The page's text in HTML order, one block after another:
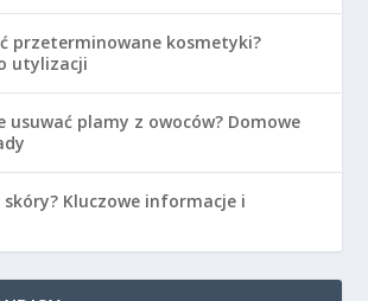
przeterminowane kosmetyki?
utylizacji
usuwać plamy z owoców? Domowe
skóry? Kluczowe informacje i